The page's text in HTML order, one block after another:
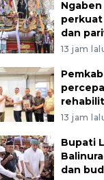
dan
13 jam
13 jam
Bupati
dan